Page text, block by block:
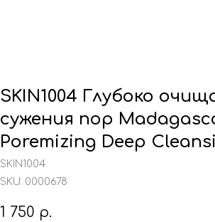
SKIN1004 Глубоко
сужения пор
Poremizing Deep
SKIN1004
SKU: 0000678
1 750 р.